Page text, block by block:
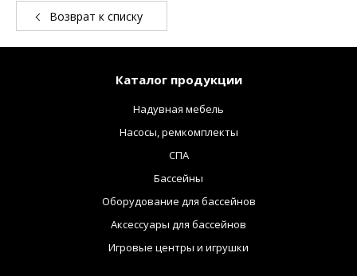
Возврат к списку
Каталог продукции
Надувная мебель
Насосы, ремкомплекты
СПА
Бассейны
Оборудование для бассейнов
Аксессуары для бассейнов
Игровые центры и игрушки